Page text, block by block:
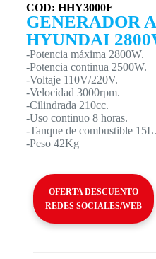
COD: HHY3000F
GENERADOR
HYUNDAI
-Potencia máxima 2800W.
-Potencia continua 2500W.
-Voltaje 110V/220V.
-Velocidad 3000rpm.
-Cilindrada 210cc.
-Uso continuo 8 horas.
-Tanque de combustible 15L.
-Peso 42Kg
OFERTA DESCUENTO
REDES SOCIALES/WEB